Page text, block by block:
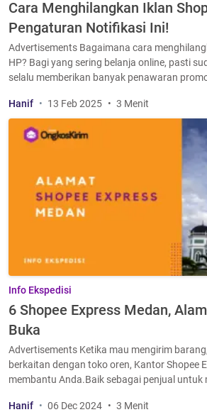
Cara Menghilangkan Iklan
Pengaturan Notifikasi Ini!
Advertisements Bagaimana cara
HP? Bagi yang sering belanja online, pasti
selalu memberikan banyak penawaran
Hanif 13 Feb 2025 3 Menit
Info Ekspedisi
6 Shopee Express Medan,
Buka
Advertisements Ketika mau mengirim
berkaitan dengan toko oren, Kantor Shopee
membantu Anda.Baik sebagai penjual untuk
Hanif 06 Dec 2024 3 Menit